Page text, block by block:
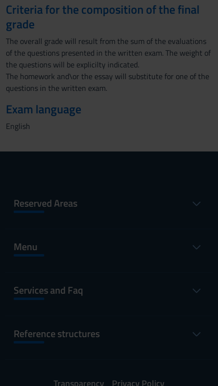
Criteria for the composition of the final
grade
The overall grade will result from the sum of the evaluations
of the questions presented in the written exam. The weight of
the questions will be explicilty indicated.
The homework and\or the essay will substitute for one of the
questions in the written exam.
Exam language
English
Reserved Areas
Menu
Services and Faq
Reference structures
Transparency Privacy Policy